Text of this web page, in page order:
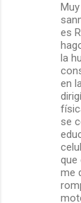
es
la
en
se
que
me